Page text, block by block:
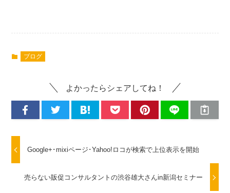
ブログ
よかったらシェアしてね！
Google+･mixiページ･Yahoo!ロコが検索で上位表示を開始
売らない販促コンサルタントの渋谷雄大さんin新潟セミナー